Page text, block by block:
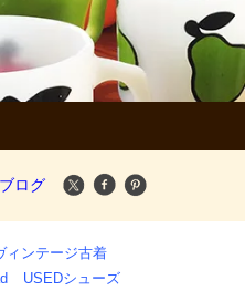
ログ
ィンテージ古着
USEDシューズ